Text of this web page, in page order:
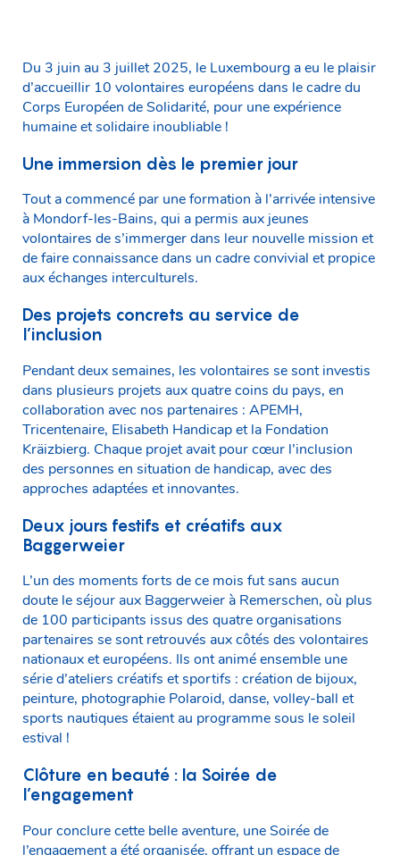
Du 3 juin au 3 juillet 2025, le Luxembourg a eu le plaisir
d’accueillir 10 volontaires européens dans le cadre du
Corps Européen de Solidarité, pour une expérience
humaine et solidaire inoubliable !
Une immersion dès le premier jour
Tout a commencé par une formation à l’arrivée intensive
à Mondorf-les-Bains, qui a permis aux jeunes
volontaires de s’immerger dans leur nouvelle mission et
de faire connaissance dans un cadre convivial et propice
aux échanges interculturels.
Des projets concrets au service de
l’inclusion
Pendant deux semaines, les volontaires se sont investis
dans plusieurs projets aux quatre coins du pays, en
collaboration avec nos partenaires : APEMH,
Tricentenaire, Elisabeth Handicap et la Fondation
Kräizbierg. Chaque projet avait pour cœur l’inclusion
des personnes en situation de handicap, avec des
approches adaptées et innovantes.
Deux jours festifs et créatifs aux
Baggerweier
L’un des moments forts de ce mois fut sans aucun
doute le séjour aux Baggerweier à Remerschen, où plus
de 100 participants issus des quatre organisations
partenaires se sont retrouvés aux côtés des volontaires
nationaux et européens. Ils ont animé ensemble une
série d’ateliers créatifs et sportifs : création de bijoux,
peinture, photographie Polaroid, danse, volley-ball et
sports nautiques étaient au programme sous le soleil
estival !
Clôture en beauté : la Soirée de
l’engagement
Pour conclure cette belle aventure, une Soirée de
l’engagement a été organisée, offrant un espace de